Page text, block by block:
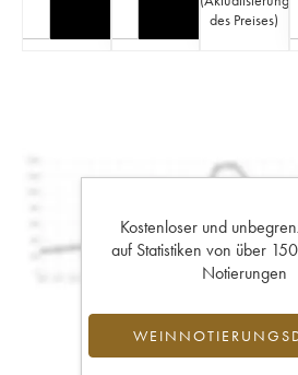
des Preises)
Kostenloser und
auf Statistiken von über
Notierungen